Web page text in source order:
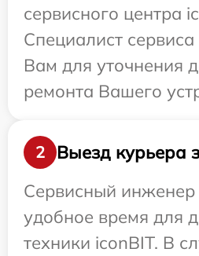
сервисного центра
Специалист
Вам для уточнения
ремонта Вашего
2
Выезд курьера
Сервисный инженер
удобное время для
техники iconBIT. В